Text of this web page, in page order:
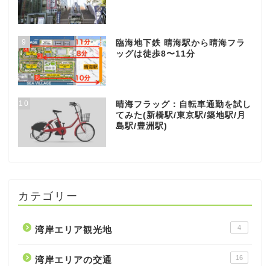
9
臨海地下鉄 晴海駅から晴海フラ
ッグは徒歩8〜11分
10
晴海フラッグ：自転車通勤を試し
てみた(新橋駅/東京駅/築地駅/月
島駅/豊洲駅)
カテゴリー
湾岸エリア観光地 4
湾岸エリアの交通 16